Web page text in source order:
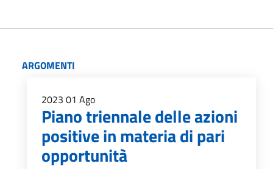
ARGOMENTI
2023 01 Ago
Piano triennale delle azioni
positive in materia di pari
opportunità